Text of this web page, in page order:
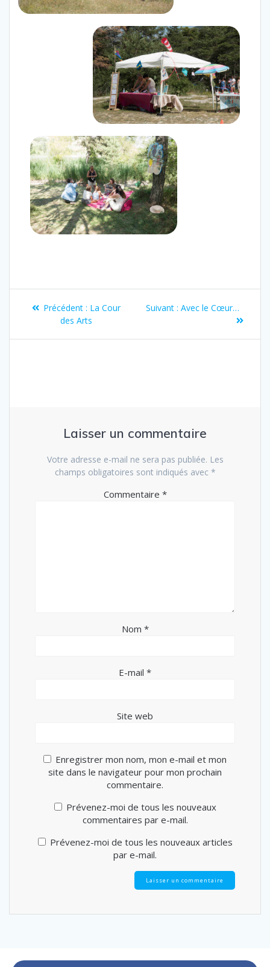
Précédent : La Cour
des Arts
Suivant : Avec le Cœur…
Laisser un commentaire
Votre adresse e-mail ne sera pas publiée. Les
champs obligatoires sont indiqués avec *
Commentaire *
Nom *
E-mail *
Site web
Enregistrer mon nom, mon e-mail et mon
site dans le navigateur pour mon prochain
commentaire.
Prévenez-moi de tous les nouveaux
commentaires par e-mail.
Prévenez-moi de tous les nouveaux articles
par e-mail.